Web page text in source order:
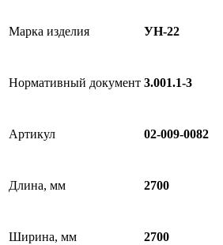
Марка изделия УН-22
Нормативный документ 3.001.1-3
Артикул 02-009-0082
Длина, мм 2700
Ширина, мм 2700